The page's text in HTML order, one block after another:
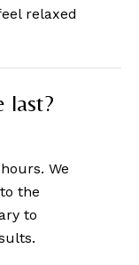
relaxed
last?
We
the
to